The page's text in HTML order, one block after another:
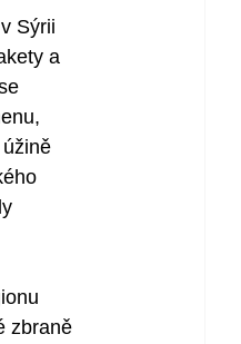
Sýrii
a
zbraně